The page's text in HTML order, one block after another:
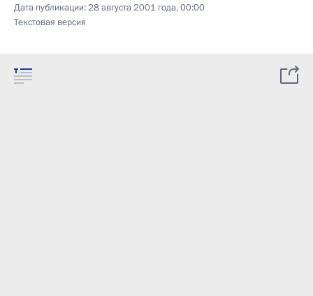
Дата публикации:28 августа 2001 года, 00:00
Текстовая версия